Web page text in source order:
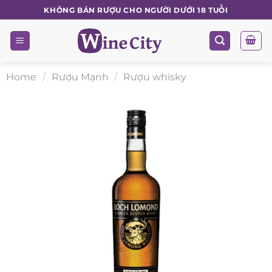
to
content
KHÔNG BÁN RƯỢU CHO NGƯỜI DƯỚI 18 TUỔI
Home / Rượu Mạnh / Rượu whisky